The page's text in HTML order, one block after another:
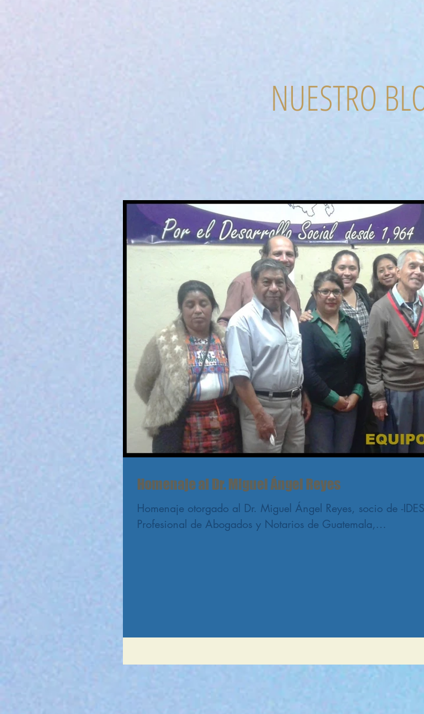
NUESTRO
Homenaje al Dr. Miguel Ángel Reyes
Homenaje otorgado al Dr. Miguel Ángel Reyes, socio de -
Profesional de Abogados y Notarios de Guatemala,...